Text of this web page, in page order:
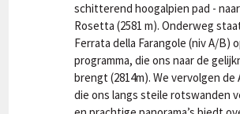
schitterend hoogalpien pad -
Rosetta (2581 m). Onderweg
Ferrata della Farangole (niv A/B)
programma, die ons naar de
brengt (2814m). We vervolgen de
die ons langs steile rotswanden